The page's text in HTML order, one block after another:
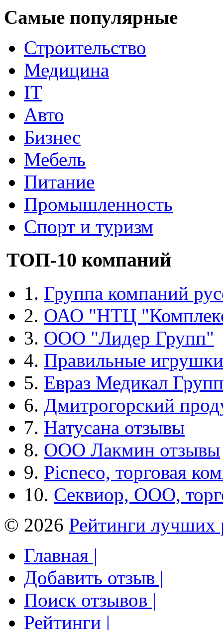
Самые популярные
Строительство
Медицина
IT
Авто
Бизнес
Мебель
Питание
Промышленность
Спорт и туризм
ТОП-10 компаний
1. Группа компаний
2. ОАО "НТЦ
3. ООО "Лидер Групп"
4. Правильные игрушки
5. Евраз Медикал Групп
6. Дмитрогорский
7. Натусана отзывы
8. ООО Лакмин отзывы
9. Picneco, торговая
10. Секвиор, ООО,
© 2026 Рейтинги лучших
Главная |
Добавить отзыв |
Поиск отзывов |
Рейтинги |